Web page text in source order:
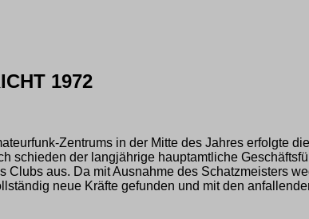
1972
Zentrums in der Mitte des Jahres erfolgte
schieden der langjährige hauptamtliche
aus. Da mit Ausnahme des Schatzmeisters
neue Kräfte gefunden und mit den